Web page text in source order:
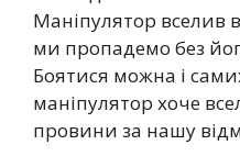
Маніпулятор вселив
ми пропадемо без
Боятися можна і
маніпулятор хоче
провини за нашу